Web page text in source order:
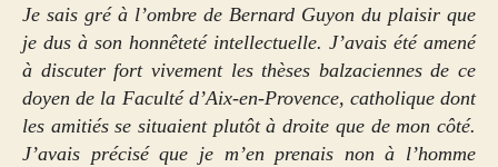
Je sais gré à l’ombre de Bernard Guyon du plaisir que
je dus à son honnêteté intellectuelle. J’avais été amené
à discuter fort vivement les thèses balzaciennes de ce
doyen de la Faculté d’Aix-en-Provence, catholique dont
les amitiés se situaient plutôt à droite que de mon côté.
J’avais précisé que je m’en prenais non à l’homme